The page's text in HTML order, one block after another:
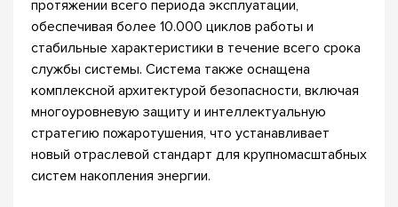
протяжении всего периода эксплуатации,
обеспечивая более 10.000 циклов работы и
стабильные характеристики в течение всего срока
службы системы. Система также оснащена
комплексной архитектурой безопасности, включая
многоуровневую защиту и интеллектуальную
стратегию пожаротушения, что устанавливает
новый отраслевой стандарт для крупномасштабных
систем накопления энергии.